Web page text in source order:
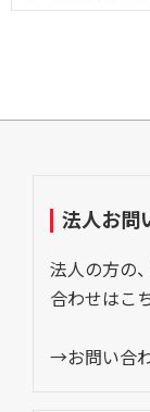
法人お問
法人の方の
合わせはこ
→お問い合